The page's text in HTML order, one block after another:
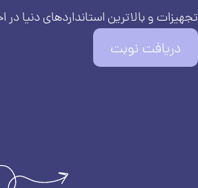
تجهیزات و بالاترین استانداردهای دنیا در
دریافت نوبت